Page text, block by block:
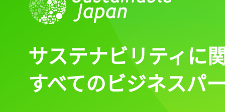
会員登録
サステナビリティに
すべてのビジネスパ